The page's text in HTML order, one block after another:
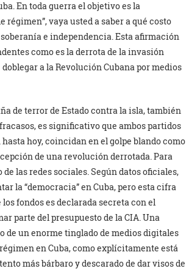
En toda guerra el objetivo es la
vaya usted a saber a qué costo
e independencia. Esta afirmación
como es la derrota de la invasión
a la Revolución Cubana por medios
de terror de Estado contra la isla, también
es significativo que ambos partidos
hoy, coincidan en el golpe blando como
de una revolución derrotada. Para
las redes sociales. Según datos oficiales,
la “democracia” en Cuba, pero esta cifra
fondos es declarada secreta con el
parte del presupuesto de la CIA. Una
un enorme tinglado de medios digitales
en Cuba, como explícitamente está
más bárbaro y descarado de dar visos de